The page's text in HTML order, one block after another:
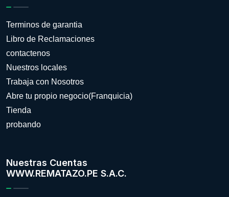
Terminos de garantia
Libro de Reclamaciones
contactenos
Nuestros locales
Trabaja con Nosotros
Abre tu propio negocio(Franquicia)
Tienda
probando
Nuestras Cuentas
WWW.REMATAZO.PE S.A.C.